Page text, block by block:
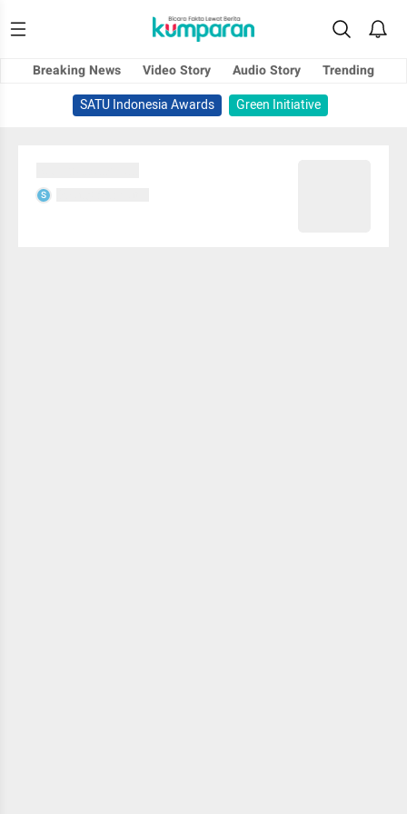
Breaking News Video Story Audio Story
Trending
SATU Indonesia Awards
Green Initiative
S